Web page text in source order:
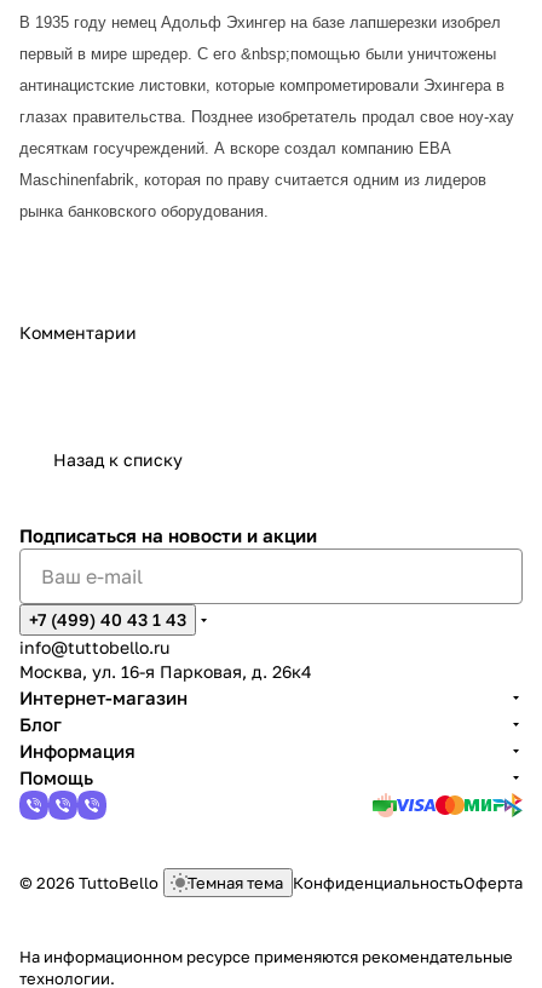
В 1935 году немец Адольф Эхингер на базе лапшерезки изобрел
первый в мире шредер. С его &nbsp;помощью были уничтожены
антинацистские листовки, которые компрометировали Эхингера в
глазах правительства. Позднее изобретатель продал свое ноу-хау
десяткам госучреждений. А вскоре создал компанию EBA
Maschinenfabrik, которая по праву считается одним из лидеров
рынка банковского оборудования.
Комментарии
Назад к списку
Подписаться на новости и акции
+7 (499) 40 43 1 43
info@tuttobello.ru
Москва, ул. 16-я Парковая, д. 26к4
Интернет-магазин
Блог
Информация
Помощь
© 2026 TuttoBello Темная тема КонфиденциальностьОферта
На информационном ресурсе применяются рекомендательные
технологии.